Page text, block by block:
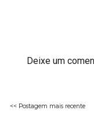
Deixe um
<< Postagem mais recente